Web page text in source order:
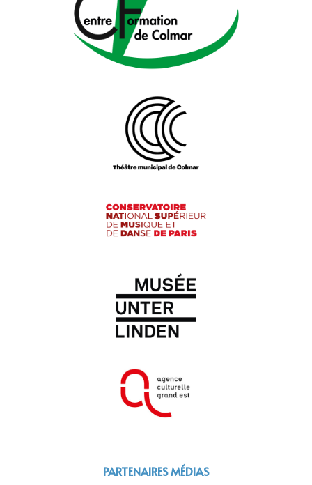
PARTENAIRES MÉDIAS